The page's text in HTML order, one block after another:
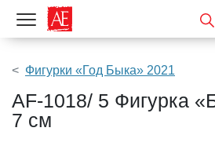
Показать меню
Фигурки «Год Быка» 2021
AF-1018/ 5 Фигурка
7 см